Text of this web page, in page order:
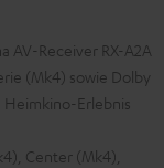
AV-Receiver RX-A2A
(Mk4) sowie Dolby
Heimkino-Erlebnis
Center (Mk4),